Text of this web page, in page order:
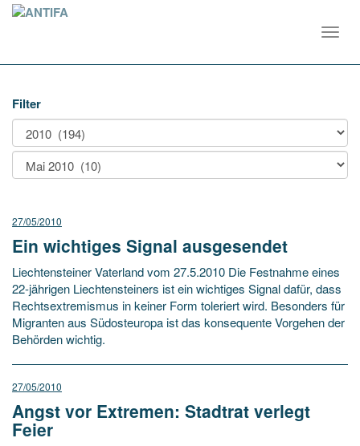
Filter
27/05/2010
Ein wichtiges Signal ausgesendet
Liechtensteiner Vaterland vom 27.5.2010 Die Festnahme eines
22-jährigen Liechtensteiners ist ein wichtiges Signal dafür, dass
Rechtsextremismus in keiner Form toleriert wird. Besonders für
Migranten aus Südosteuropa ist das konsequente Vorgehen der
Behörden wichtig.
27/05/2010
Angst vor Extremen: Stadtrat verlegt
Feier